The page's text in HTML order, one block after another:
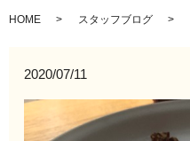
HOME スタッフブログ
2020/07/11